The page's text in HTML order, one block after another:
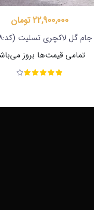
22,900,000 تومان
جام گل لاکچری تسلیت (کد:488)
تمامی قیمت‌ها بروز